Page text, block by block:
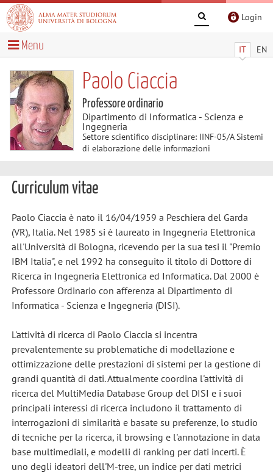
Login
IT EN
Menu
Paolo Ciaccia
Professore ordinario
Dipartimento di Informatica - Scienza e
Ingegneria
Settore scientifico disciplinare: IINF-05/A Sistemi
di elaborazione delle informazioni
Curriculum vitae
Paolo Ciaccia è nato il 16/04/1959 a Peschiera del Garda
(VR), Italia. Nel 1985 si è laureato in Ingegneria Elettronica
all'Università di Bologna, ricevendo per la sua tesi il "Premio
IBM Italia", e nel 1992 ha conseguito il titolo di Dottore di
Ricerca in Ingegneria Elettronica ed Informatica. Dal 2000 è
Professore Ordinario con afferenza al Dipartimento di
Informatica - Scienza e Ingegneria (DISI).
L'attività di ricerca di Paolo Ciaccia si incentra
prevalentemente su problematiche di modellazione e
ottimizzazione delle prestazioni di sistemi per la gestione di
grandi quantità di dati. Attualmente coordina l'attività di
ricerca del MultiMedia Database Group del DISI e i suoi
principali interessi di ricerca includono il trattamento di
interrogazioni di similarità e basate su preferenze, lo studio
di tecniche per la ricerca, il browsing e l'annotazione in data
base multimediali, e modelli di ranking per dati incerti. È
uno degli ideatori dell'M-tree, un indice per dati metrici